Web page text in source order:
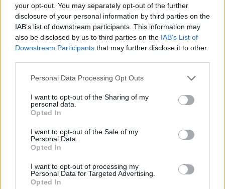
your opt-out. You may separately opt-out of the further
disclosure of your personal information by third parties on the
IAB’s list of downstream participants. This information may
also be disclosed by us to third parties on the IAB’s List of
Downstream Participants that may further disclose it to other
Personal Data Processing Opt Outs
I want to opt-out of the Sharing of my
personal data.
Opted In
I want to opt-out of the Sale of my
Personal Data.
Opted In
I want to opt-out of processing my
Personal Data for Targeted Advertising.
Opted In
Milyen volt a valódi Alain Delon?
HOZZÁSZÓLOK A CIKKHEZ